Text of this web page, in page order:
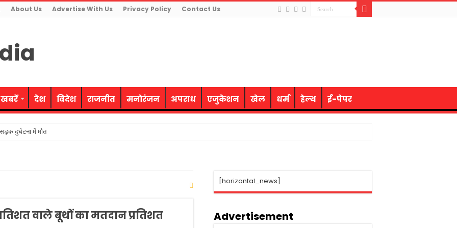
About Us Advertise With Us Privacy Policy Contact Us
खबरें देश विदेश राजनीत मनोरंजन अपराध एजुकेशन खेल धर्म हेल्थ ई-पेपर
दुर्घटना में मौत
का किया भंडाफोड़, 4 आरोपी गिरफ्तार
पूरी तरह नियंत्रण में- वित्त मंत्री
वाले बूथों का मतदान प्रतिशत
[horizontal_news]
Advertisement